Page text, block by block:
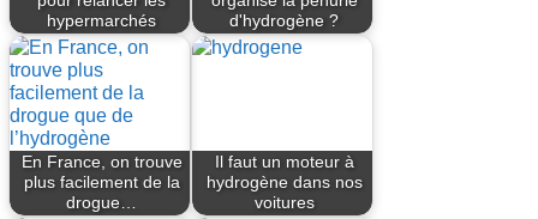
hypermarchés
d'hydrogène ?
En France, on trouve
plus facilement de la
drogue…
Il faut un moteur à
hydrogène dans nos
voitures